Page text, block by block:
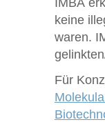
IMBA
keine
waren.
Für